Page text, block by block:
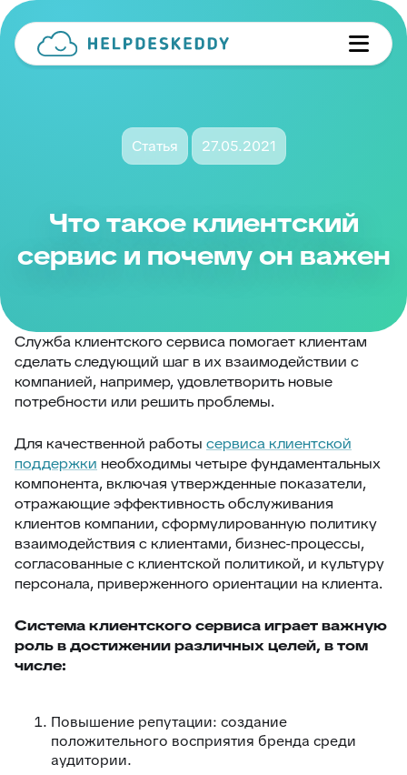
Статья 27.05.2021
Что такое клиентский
сервис и почему он важен
Служба клиентского сервиса помогает клиентам
сделать следующий шаг в их взаимодействии с
компанией, например, удовлетворить новые
потребности или решить проблемы.
Для качественной работы сервиса клиентской
поддержки необходимы четыре фундаментальных
компонента, включая утвержденные показатели,
отражающие эффективность обслуживания
клиентов компании, сформулированную политику
взаимодействия с клиентами, бизнес-процессы,
согласованные с клиентской политикой, и культуру
персонала, приверженного ориентации на клиента.
Система клиентского сервиса играет важную
роль в достижении различных целей, в том
числе:
Повышение репутации: создание
положительного восприятия бренда среди
аудитории.